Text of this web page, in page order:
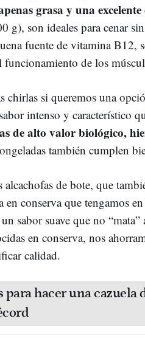
grasa y una
g), son ideales para cenar
fuente de vitamina B12,
funcionamiento de los
chirlas si queremos una
intenso y característico
de alto valor biológico,
también cumplen
alcachofas de bote, que
en conserva que tengamos
sabor suave que no
en conserva, nos
calidad.
hacer una cazuela